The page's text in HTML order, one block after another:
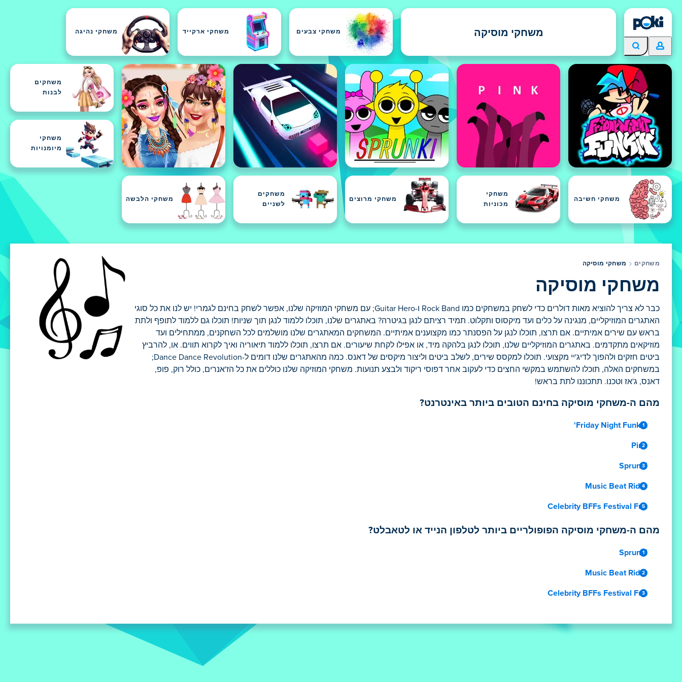
משחקי מוסיקה משחקי צבעים משחקי ארקייד משחקי נהיגה
משחקים
לבנות
משחקי
מיומנויות
משחקי חשיבה
משחקי
מכוניות
משחקי מרוצים
משחקים
לשניים
משחקי הלבשה
משחקים משחקי מוסיקה
משחקי מוסיקה
כבר לא צריך להוציא מאות דולרים כדי לשחק במשחקים כמו Rock Band ו-Guitar Hero; עם משחקי המוזיקה שלנו, אפשר לשחק בחינם לגמרי! יש לנו את כל סוגי
האתגרים המוזיקליים, מנגינה על כלים ועד מיקסוס ותקלוט. תמיד רציתם לנגן בגיטרה? באתגרים שלנו, תוכלו ללמוד לנגן תוך שניות! תוכלו גם ללמוד לתופף ולתת
בראש עם שירים אמיתיים. אם תרצו, תוכלו לנגן על הפסנתר כמו מקצוענים אמיתיים. המשחקים המאתגרים שלנו מושלמים לכל השחקנים, ממתחילים ועד
מוזיקאים מתקדמים. באתגרים המוזיקליים שלנו, תוכלו לנגן בלהקה מיד, או אפילו לקחת שיעורים. אם תרצו, תוכלו ללמוד תיאוריה ואיך לקרוא תווים. או, להרביץ
ביטים חזקים ולהפוך לדיג'יי מקצועי. תוכלו למקסס שירים, לשלב ביטים וליצור מיקסים של דאנס. כמה מהאתגרים שלנו דומים ל-Dance Dance Revolution;
במשחקים האלה, תוכלו להשתמש במקשי החצים כדי לעקוב אחר דפוסי ריקוד ולבצע תנועות. משחקי המוזיקה שלנו כוללים את כל הז'אנרים, כולל רוק, פופ,
דאנס, ג'אז וטכנו. תתכוננו לתת בראש!
מהם ה-משחקי מוסיקה בחינם הטובים ביותר באינטרנט?
Friday Night Funkin'
Pink
Sprunki
Music Beat Rider
Celebrity BFFs Festival Fun
מהם ה-משחקי מוסיקה הפופולריים ביותר לטלפון הנייד או לטאבלט?
Sprunki
Music Beat Rider
Celebrity BFFs Festival Fun